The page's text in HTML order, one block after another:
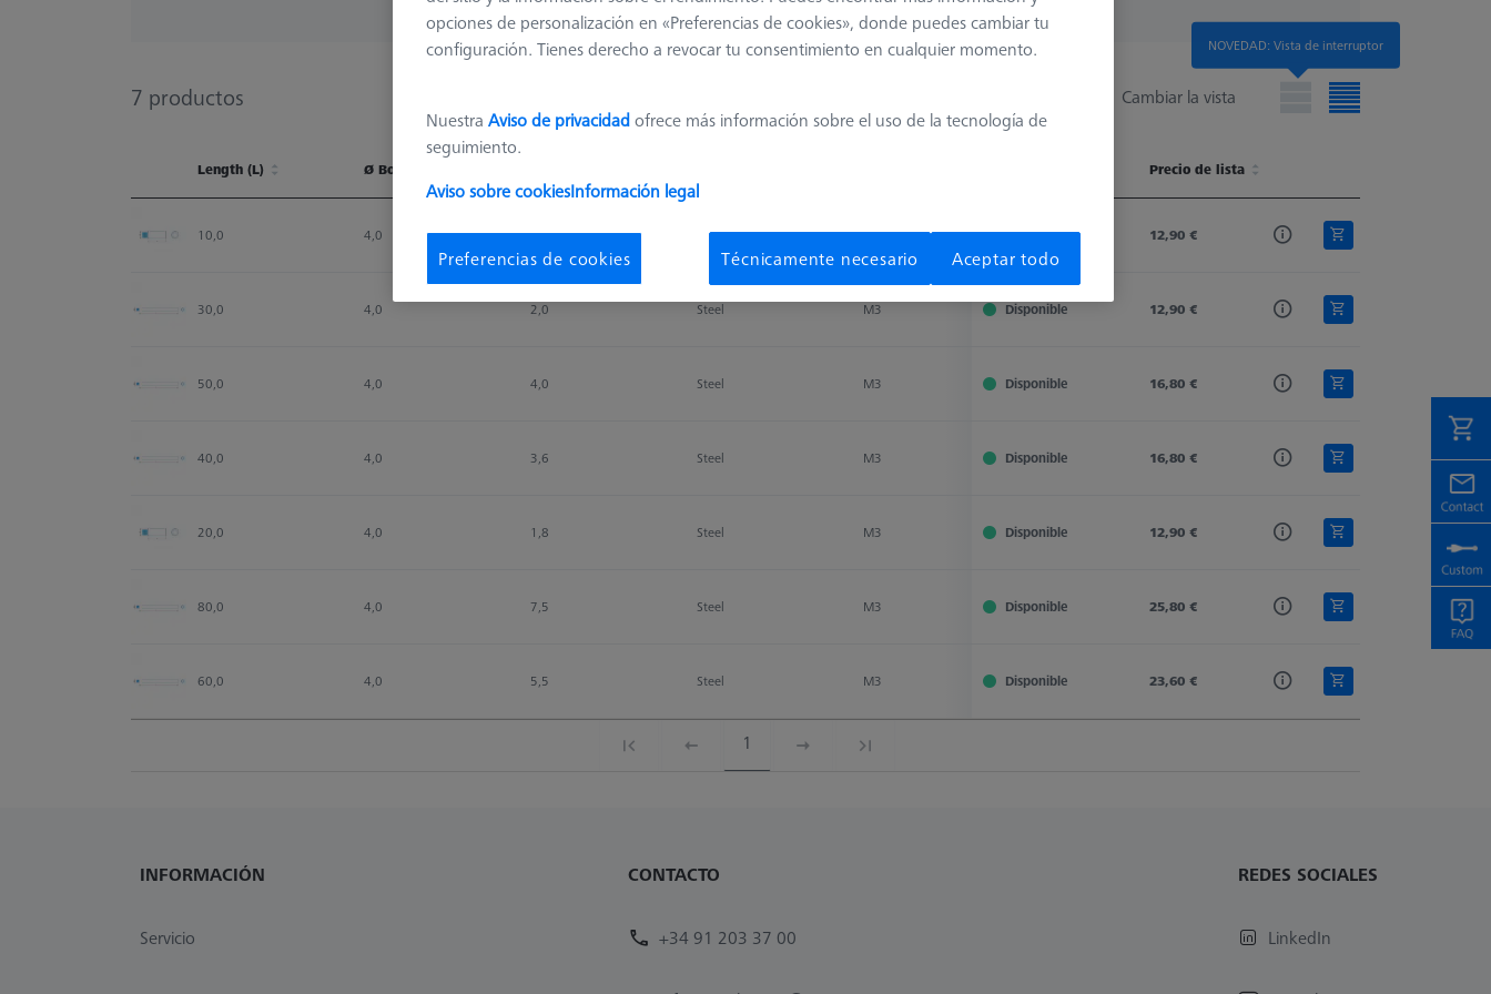
7 productos Cambiar la vista
Length (L) Ø Body (DG) Connection Type Out Extension Type
Precio de lista
10,0
4,0 0,7 Steel M3 M3 Stylus Extension
Disponible 12,90 €
30,0 4,0 2,0 Steel M3 M3 Stylus Extension
Disponible 12,90 €
50,0 4,0 4,0 Steel M3 M3 Stylus Extension
Disponible 16,80 €
40,0 4,0 3,6 Steel M3 M3 Stylus Extension 602030-8304-000
Disponible 16,80 €
20,0 4,0 1,8 Steel M3 M3 Stylus Extension
Disponible 12,90 €
80,0 4,0 7,5 Steel M3 M3 Stylus Extension 626117-4080-202
Disponible 25,80 €
60,0 4,0 5,5 Steel M3 M3 Stylus Extension
Disponible 23,60 €
1
INFORMACIÓN
Servicio
CONTACTO
+34 91 203 37 00
REDES SOCIALES
LinkedIn
NOVEDAD: Vista de interruptor
opciones de personalización en «Preferencias de cookies», donde puedes cambiar tu
configuración. Tienes derecho a revocar tu consentimiento en cualquier momento.
Nuestra Aviso de privacidadofrece más información sobre el uso de la tecnología de
seguimiento.
Aviso sobre cookiesInformación legal
Preferencias de cookies Técnicamente necesario Aceptar todo